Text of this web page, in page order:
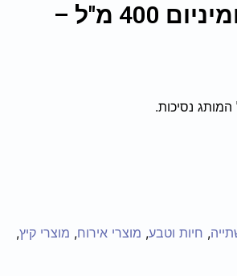
בקבוק אלומיניום 400 מ"ל –
המותג נסיכות.
, חיות וטבע, מוצרי אירוח, מוצרי קיץ,